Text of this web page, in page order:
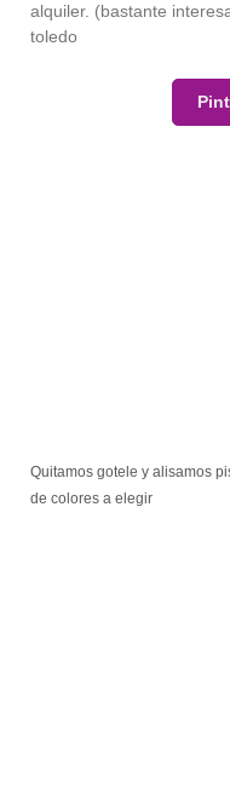
alquiler. (bastante
toledo
Quitamos gotele y alisamos
de colores a elegir